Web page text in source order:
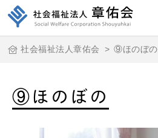
社会福祉法人章佑会 > ⑨ほのぼの
⑨ほのぼの